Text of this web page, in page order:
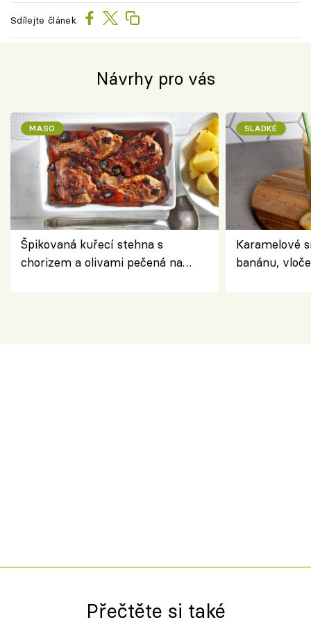
Sdílejte článek
Návrhy pro vás
MASO
Špikovaná kuřecí stehna s
chorizem a olivami pečená na
SLADKÉ
Karamelové
banánu,
Přečtěte si také